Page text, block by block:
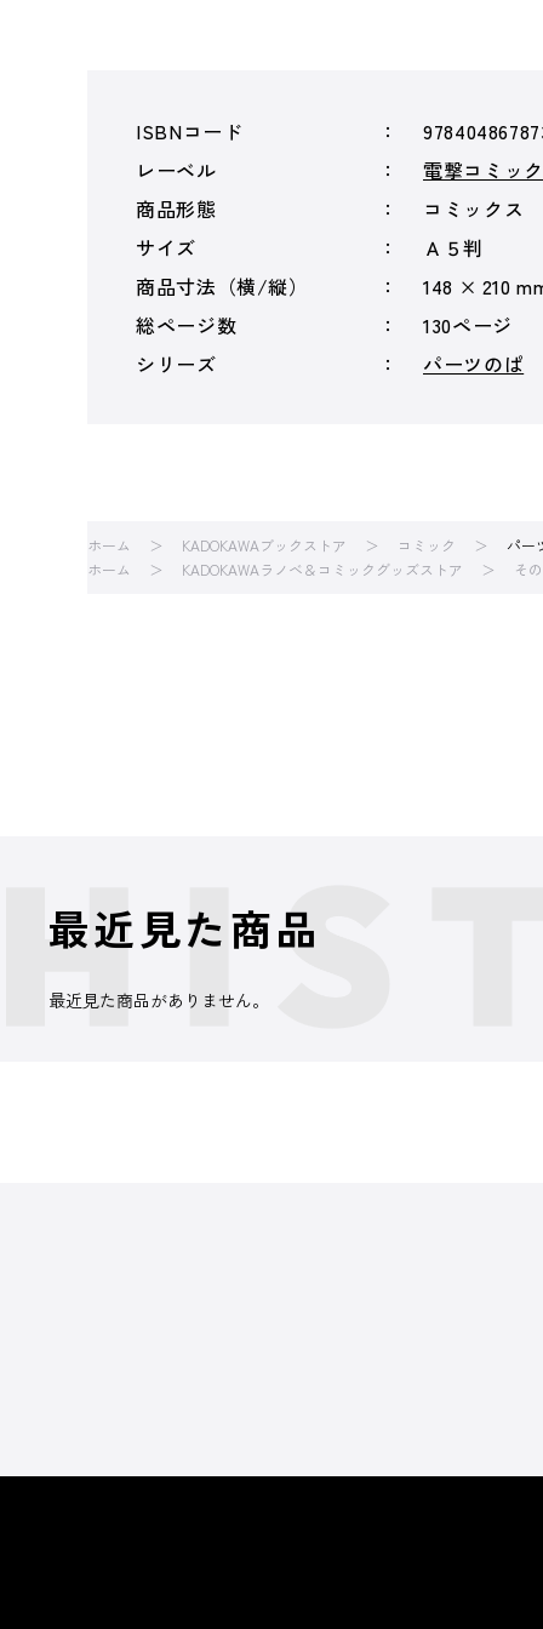
ISBNコード
レーベル
電撃コミッ
商品形態
コミックス
サイズ
Ａ５判
商品寸法（横/縦）
148 × 210
総ページ数
130ページ
シリーズ
パーツのぱ
ホーム KADOKAWAブックストア コミック
パー
ホーム
KADOKAWAラノベ＆コミックグッズストア そ
最近見た商品
最近見た商品がありません。